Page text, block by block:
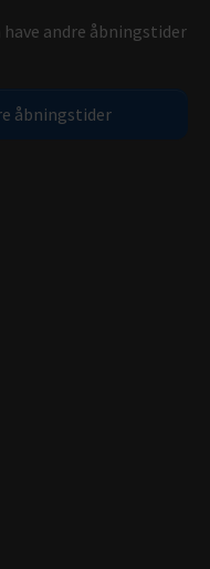
andre åbningstider
åbningstider